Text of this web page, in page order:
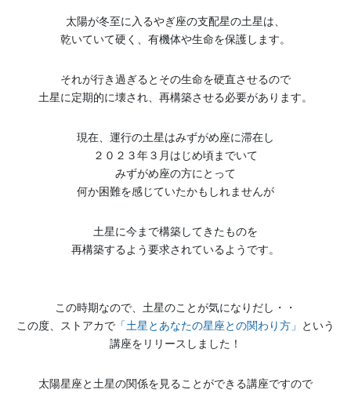
太陽が冬至に入るやぎ座の支配星の土星は、
乾いていて硬く、有機体や生命を保護します。
それが行き過ぎるとその生命を硬直させるので
土星に定期的に壊され、再構築させる必要があります。
現在、運行の土星はみずがめ座に滞在し
２０２３年３月はじめ頃までいて
みずがめ座の方にとって
何か困難を感じていたかもしれませんが
土星に今まで構築してきたものを
再構築するよう要求されているようです。
この時期なので、土星のことが気になりだし・・
この度、ストアカで 「土星とあなたの星座との関わり方」
という
講座をリリースしました！
太陽星座と土星の関係を見ることができる講座ですので